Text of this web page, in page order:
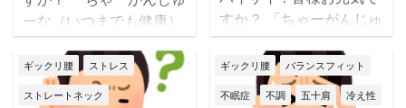
食べ物】です
人は必
ず歳を重ねますが、同年
代より早く老けない為の
1番の対策は 【老化を早
める食べ物を摂らない
勢や政治に常に関心を持
つ事が大事だと思いま
す。 先の戦争・そして今
なお続く世界各地での戦
争や紛争でお亡くなりに
自律神経 自律神経失調症
辛い 那覇市 頭痛
首こり 首痛
ーな（いつまでも健康）
人生を！」 筋膜整体バラ
ンスフィットの大城です
(*^^)v 本日のテーマは
苦しい 辛い 那覇国場店
頭痛 顎関節症
首痛
すか？ 「ちゃーがんじゅ
ーな（いつまでも健康）
人生を！」 筋膜整体バラ
ンスフィットの大城です
ギックリ腰 ストレス
ストレートネック
ギックリ腰 バランスフィット
不眠症 不調 五十肩 冷え性